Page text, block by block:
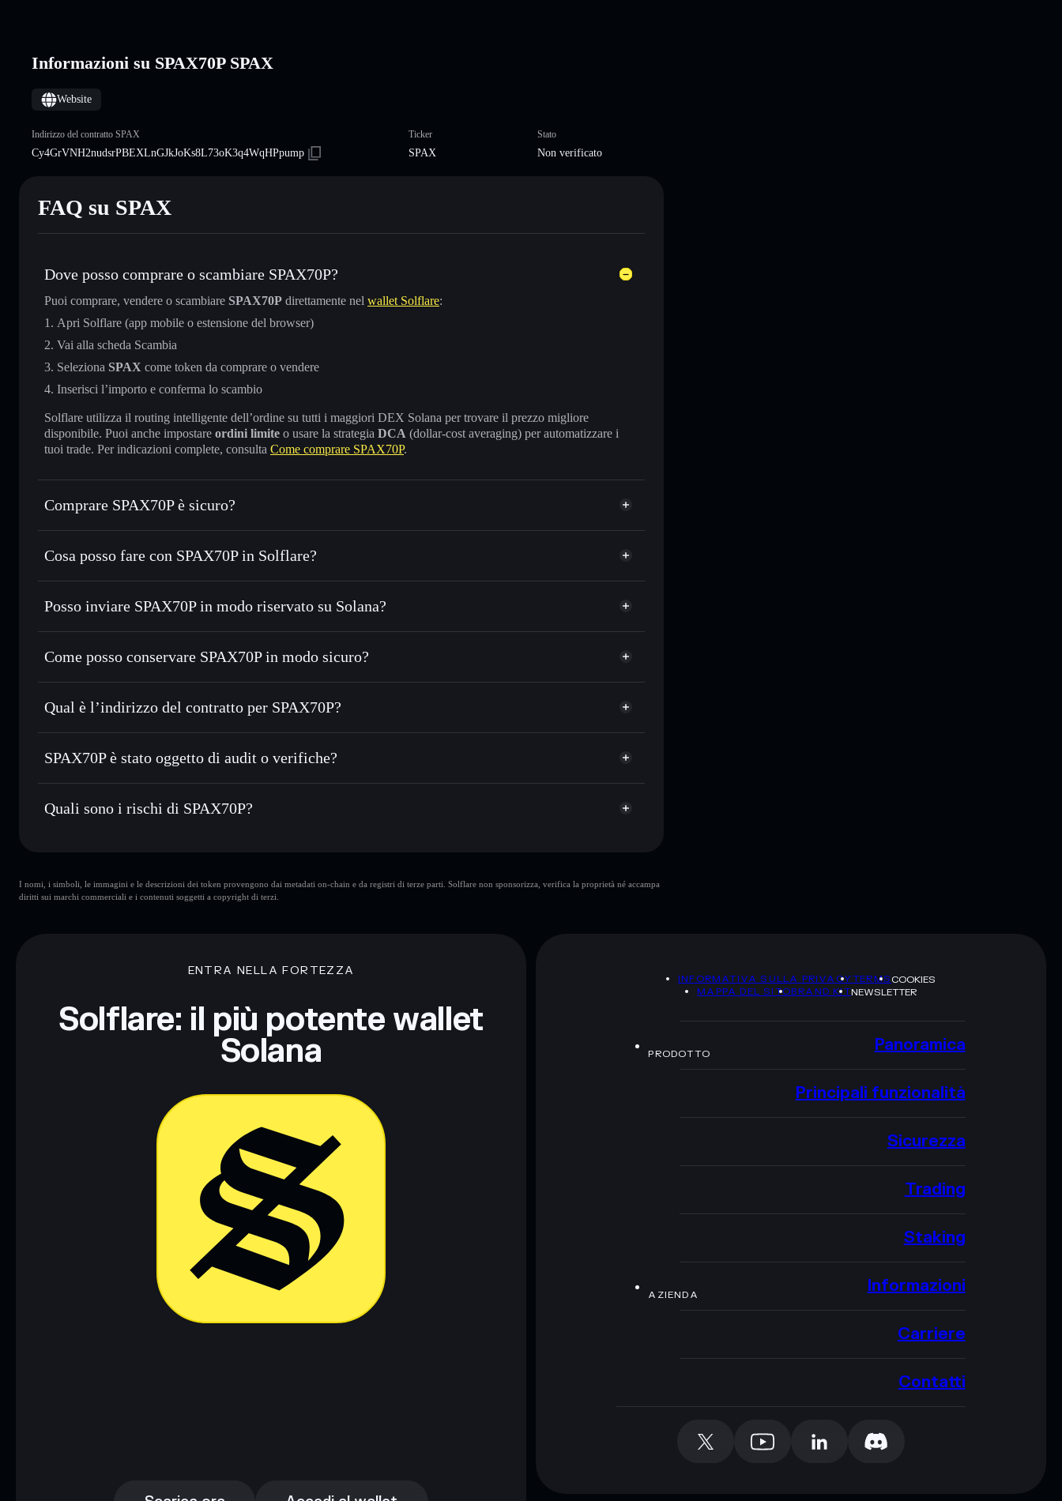
Informazioni su SPAX70P SPAX
Website
Indirizzo del contratto SPAX
Cy4GrVNH2nudsrPBEXLnGJkJoKs8L73oK3q4WqHPpump
Ticker
SPAX
Stato
Non verificato
FAQ su SPAX
Dove posso comprare o scambiare SPAX70P?
Puoi comprare, vendere o scambiare SPAX70P direttamente nel wallet Solflare:
Apri Solflare (app mobile o estensione del browser)
Vai alla scheda Scambia
Seleziona SPAX come token da comprare o vendere
Inserisci l’importo e conferma lo scambio
Solflare utilizza il routing intelligente dell’ordine su tutti i maggiori DEX Solana per trovare il prezzo migliore
disponibile. Puoi anche impostare ordini limite o usare la strategia DCA (dollar-cost averaging) per automatizzare i
tuoi trade. Per indicazioni complete, consulta Come comprare SPAX70P.
Comprare SPAX70P è sicuro?
SPAX70P non è verificato
Cosa posso fare con SPAX70P in Solflare?
SPAX70P
wallet Solflare
Scambiare istantaneamente— scambia SPAX in SOL, USDC o in migliaia di altri token Solana al prezzo
Usare il DCA— applica la strategia dollar-cost average su SPAX nel tempo
Inviare in modo riservato— trasferisci SPAX senza collegare pubblicamente i wallet usando l’Aggregatore di
privacy incorporato di Solflare
esclusivo controllo delle tue chiavi private
Posso inviare SPAX70P in modo riservato su Solana?
Aggregatore di privacy
Come posso conservare SPAX70P in modo sicuro?
SPAX70P wallet non-custodial Solflare
Aggregatore di
privacy
Qual è l’indirizzo del contratto per SPAX70P?
SPAX70P
Cy4GrVNH2nudsrPBEXLnGJkJoKs8L73oK3q4WqHPpump
SPAX70P è stato oggetto di audit o verifiche?
SPAX70P non è verificato
Quali sono i rischi di SPAX70P?
liquidità limitata
I nomi, i simboli, le immagini e le descrizioni dei token provengono dai metadati on-chain e da registri di terze parti. Solflare non sponsorizza, verifica la proprietà né accampa
diritti sui marchi commerciali e i contenuti soggetti a copyright di terzi.
ENTRA NELLA FORTEZZA
Solflare: il più potente wallet
Solana
INFORMATIVA SULLA PRIVACYTERMSCOOKIES
MAPPA DEL SITOBRAND KITNEWSLETTER
PRODOTTO Panoramica
Principali funzionalità
Sicurezza
Trading
Staking
AZIENDA Informazioni
Carriere
Contatti